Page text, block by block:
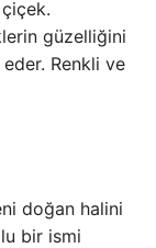
güzelliğini
Renkli ve
doğan halini
bir ismi